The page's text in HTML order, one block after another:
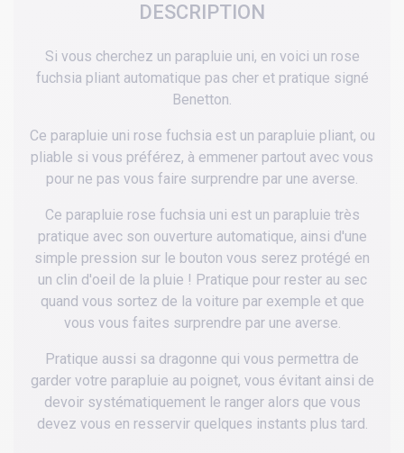
DESCRIPTION
Si vous cherchez un parapluie uni, en voici un rose
fuchsia pliant automatique pas cher et pratique signé
Benetton.
Ce parapluie uni rose fuchsia est un parapluie pliant, ou
pliable si vous préférez, à emmener partout avec vous
pour ne pas vous faire surprendre par une averse.
Ce parapluie rose fuchsia uni est un parapluie très
pratique avec son ouverture automatique, ainsi d'une
simple pression sur le bouton vous serez protégé en
un clin d'oeil de la pluie ! Pratique pour rester au sec
quand vous sortez de la voiture par exemple et que
vous vous faites surprendre par une averse.
Pratique aussi sa dragonne qui vous permettra de
garder votre parapluie au poignet, vous évitant ainsi de
devoir systématiquement le ranger alors que vous
devez vous en resservir quelques instants plus tard.